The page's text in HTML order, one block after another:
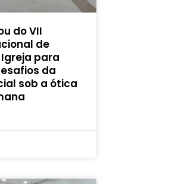
do VII
de
para
da
sob a ótica